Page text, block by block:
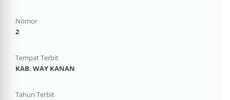
Nomor
2
Tempat Terbit
KAB. WAY KANAN
Tahun Terbit